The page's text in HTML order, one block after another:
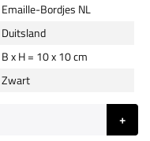
Emaille-Bordjes NL
Duitsland
B x H = 10 x 10 cm
Zwart